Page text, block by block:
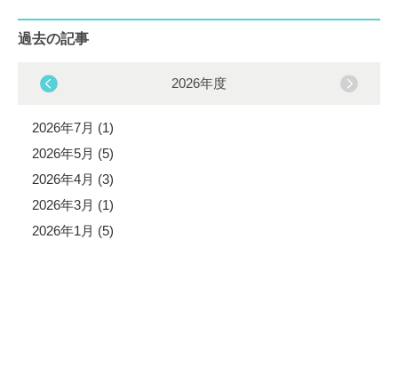
過去の記事
2026年度
2026年7月 (1)
2026年5月 (5)
2026年4月 (3)
2026年3月 (1)
2026年1月 (5)